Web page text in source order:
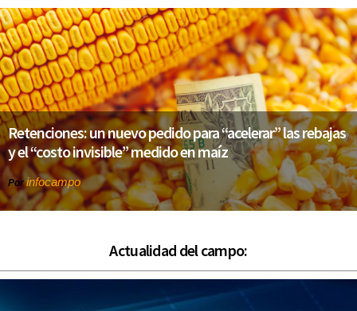
Retenciones: un nuevo pedido para “acelerar” las rebajas
y el “costo invisible” medido en maíz
Porinfocampo
Actualidad del campo: